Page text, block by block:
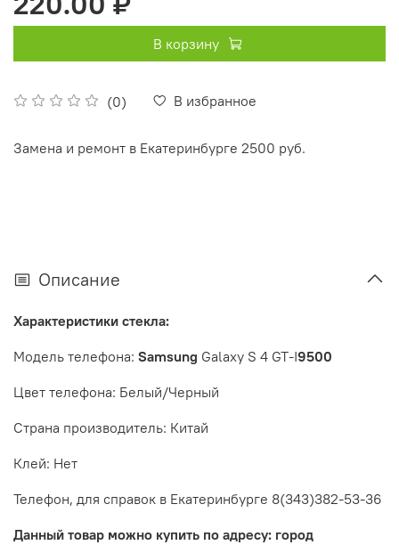
(0) В избранное
В корзину
Замена и ремонт в Екатеринбурге 2500 руб.
Описание
Характеристики стекла:
Модель телефона: Samsung Galaxy S 4 GT-I9500
Цвет телефона: Белый/Черный
Страна производитель: Китай
Клей: Нет
Телефон, для справок в Екатеринбурге 8(343)382-53-36
Данный товар можно купить по адресу: город